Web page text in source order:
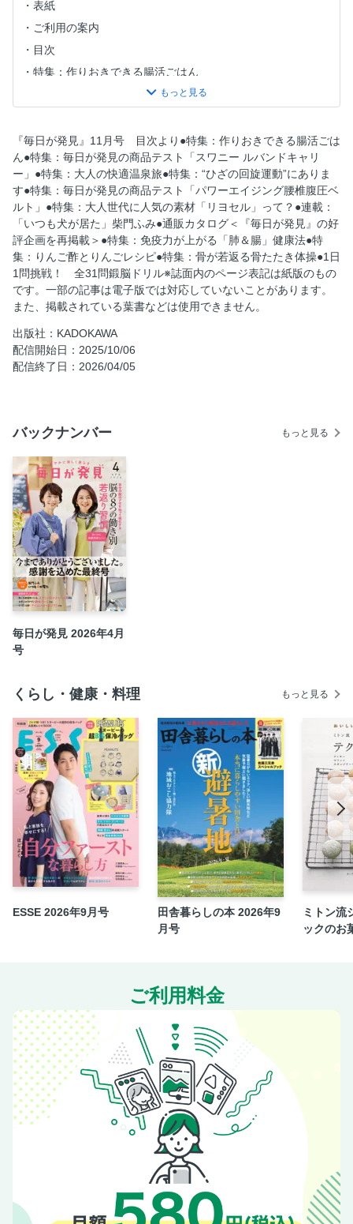
表紙
ご利用の案内
目次
特集：作りおきできる腸活ごはん
特集：大人の快適温泉旅
旅行
特集：〝ひざの回旋運動〟にあります
ファッション
インナー
美容
m.polku（エムポルク）
特集：毎日が発見の商品テスト「パワーエイジング腰椎腹圧
ベルト」
インナー
ファッション
美容
暮らし
食品
暮らし
古着ボックス、台所ボックス
着物ボックス
人気アイテム再登場
セール
大人女性の「こんなの欲しかった！」を叶える10選
柴門ふみ連載「いつも犬が居た」
ショッピングガイド
食品
特集：免疫力が上がる「肺＆腸」健康法
特集：りんご酢とりんごレシピ
特集：骨が若返る骨たたき体操
鍛脳ドリル
鍛脳ドリル解答
『毎日が発見』11月号 目次より●特集：作りおきできる腸活ごは
ん●特集：毎日が発見の商品テスト「スワニー ルバンドキャリ
ー」●特集：大人の快適温泉旅●特集：“ひざの回旋運動”にありま
す●特集：毎日が発見の商品テスト「パワーエイジング腰椎腹圧ベ
ルト」●特集：大人世代に人気の素材「リヨセル」って？●連載：
「いつも犬が居た」柴門ふみ●通販カタログ＜『毎日が発見』の好
評企画を再掲載＞●特集：免疫力が上がる「肺＆腸」健康法●特
集：りんご酢とりんごレシピ●特集：骨が若返る骨たたき体操●1日
1問挑戦！ 全31問鍛脳ドリル※誌面内のページ表記は紙版のもの
です。一部の記事は電子版では対応していないことがあります。
また、掲載されている葉書などは使用できません。
出版社：KADOKAWA
配信開始日：2025/10/06
配信終了日：2026/04/05
バックナンバー もっと見る
毎日が発見 2026年4月
号
くらし・健康・料理 もっと見る
ESSE 2026年9月号
田舎暮らしの本 2026年9
月号
ミトン流
ックのお
ご利用料金